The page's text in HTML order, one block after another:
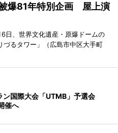
爆81年特別企画 屋上演
日、世界文化遺産・原爆ドームの
るタワー」（広島市中区大手町
ン国際大会「UTMB」予選会
催へ